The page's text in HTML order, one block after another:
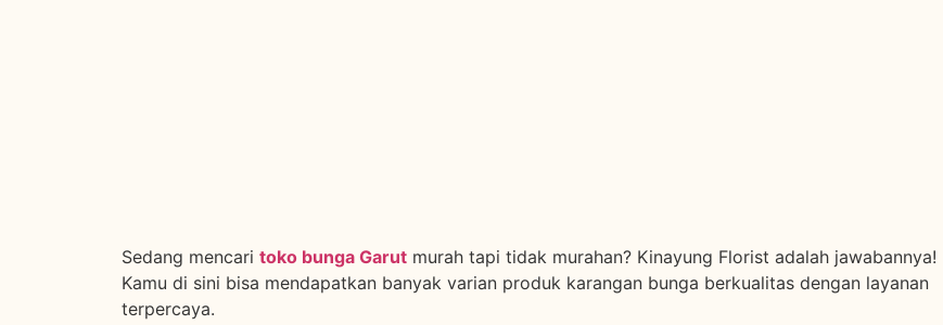
Sedang mencari toko bunga Garut murah tapi tidak murahan? Kinayung Florist adalah jawabannya!
Kamu di sini bisa mendapatkan banyak varian produk karangan bunga berkualitas dengan layanan
terpercaya.